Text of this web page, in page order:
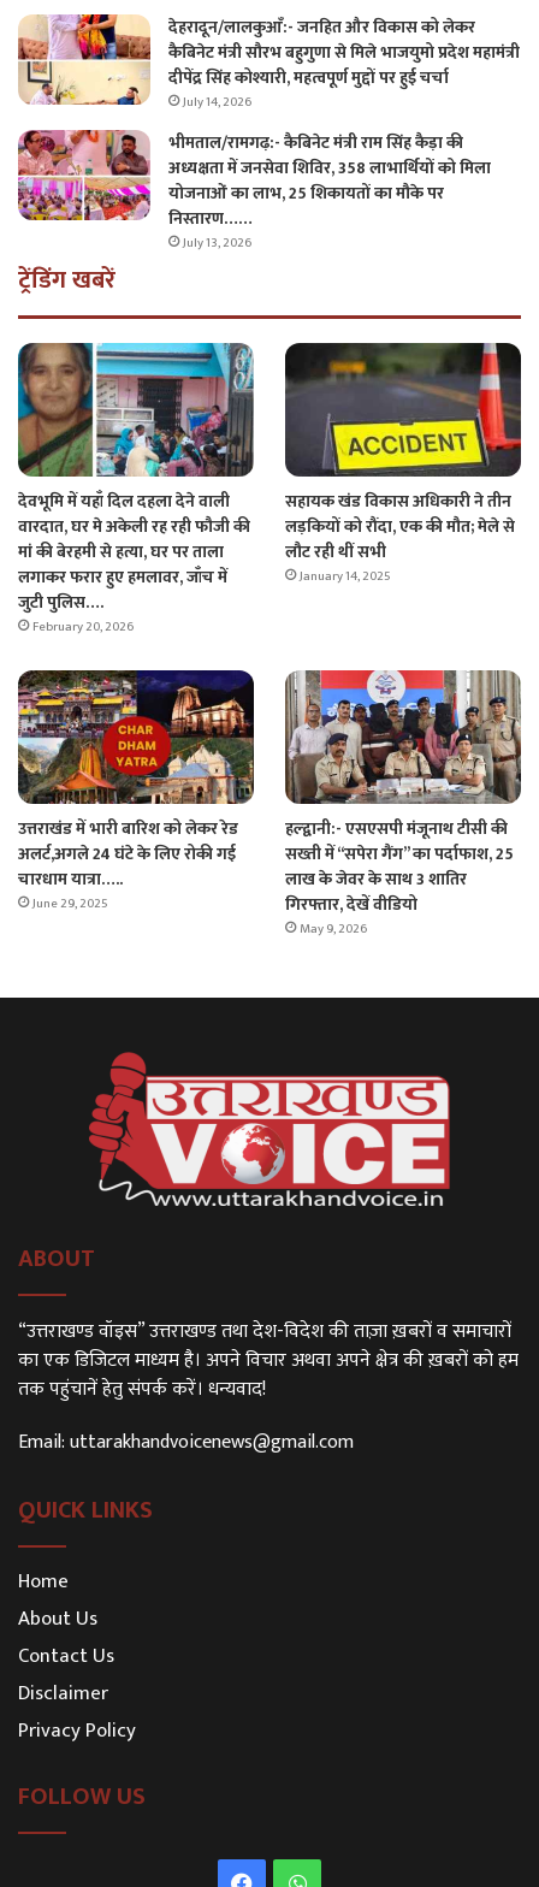
देहरादून/लालकुआँ:- जनहित और विकास को लेकर
कैबिनेट मंत्री सौरभ बहुगुणा से मिले भाजयुमो प्रदेश महामंत्री
दीपेंद्र सिंह कोश्यारी, महत्वपूर्ण मुद्दों पर हुई चर्चा
July 14, 2026
भीमताल/रामगढ़:- कैबिनेट मंत्री राम सिंह कैड़ा की
अध्यक्षता में जनसेवा शिविर, 358 लाभार्थियों को मिला
योजनाओं का लाभ, 25 शिकायतों का मौके पर
निस्तारण……
July 13, 2026
ट्रेंडिंग खबरें
देवभूमि में यहाँ दिल दहला देने वाली
वारदात, घर मे अकेली रह रही फौजी की
मां की बेरहमी से हत्या, घर पर ताला
लगाकर फरार हुए हमलावर, जाँच में
जुटी पुलिस….
February 20, 2026
सहायक खंड विकास अधिकारी ने तीन
लड़कियों को रौंदा, एक की मौत; मेले से
लौट रही थीं सभी
January 14, 2025
उत्तराखंड में भारी बारिश को लेकर रेड
अलर्ट,अगले 24 घंटे के लिए रोकी गई
चारधाम यात्रा…..
June 29, 2025
हल्द्वानी:- एसएसपी मंजूनाथ टीसी की
सख्ती में “सपेरा गैंग” का पर्दाफाश, 25
लाख के जेवर के साथ 3 शातिर
गिरफ्तार, देखें वीडियो
May 9, 2026
ABOUT
“उत्तराखण्ड वॉइस” उत्तराखण्ड तथा देश-विदेश की ताज़ा ख़बरों व समाचारों
का एक डिजिटल माध्यम है। अपने विचार अथवा अपने क्षेत्र की ख़बरों को हम
तक पहुंचानें हेतु संपर्क करें। धन्यवाद!
Email:uttarakhandvoicenews@gmail.com
QUICK LINKS
Home
About Us
Contact Us
Disclaimer
Privacy Policy
FOLLOW US